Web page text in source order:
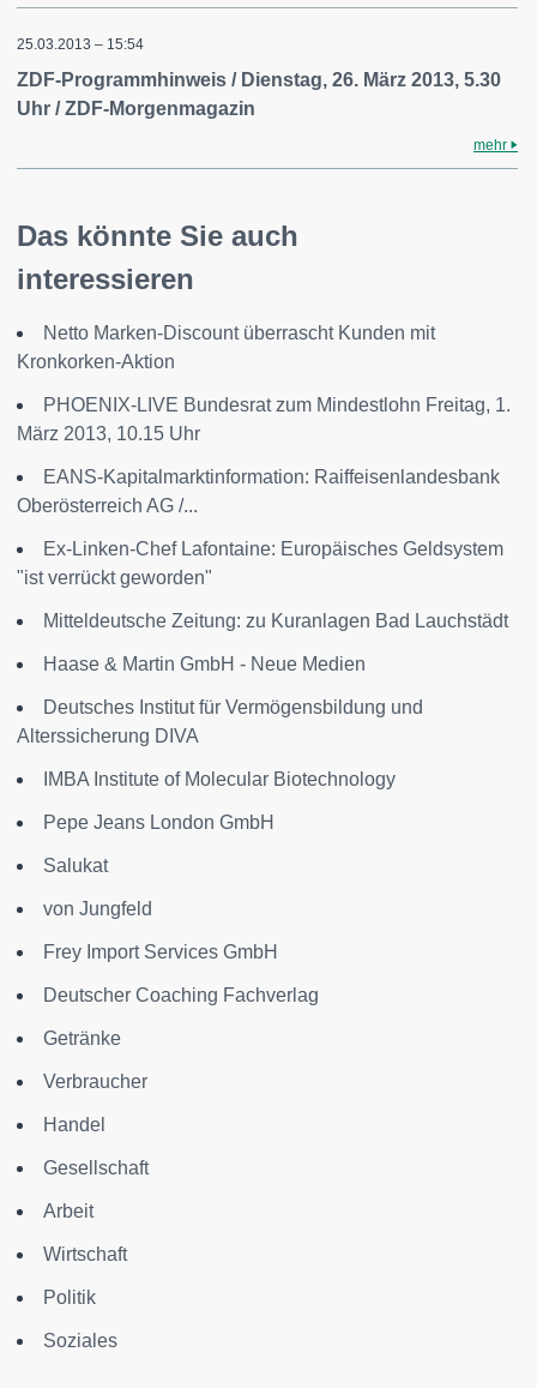
25.03.2013 – 15:54
ZDF-Programmhinweis / Dienstag, 26. März 2013, 5.30
Uhr / ZDF-Morgenmagazin
mehr
Das könnte Sie auch
interessieren
Netto Marken-Discount überrascht Kunden mit
Kronkorken-Aktion
PHOENIX-LIVE Bundesrat zum Mindestlohn Freitag, 1.
März 2013, 10.15 Uhr
EANS-Kapitalmarktinformation: Raiffeisenlandesbank
Oberösterreich AG /...
Ex-Linken-Chef Lafontaine: Europäisches Geldsystem
"ist verrückt geworden"
Mitteldeutsche Zeitung: zu Kuranlagen Bad Lauchstädt
Haase & Martin GmbH - Neue Medien
Deutsches Institut für Vermögensbildung und
Alterssicherung DIVA
IMBA Institute of Molecular Biotechnology
Pepe Jeans London GmbH
Salukat
von Jungfeld
Frey Import Services GmbH
Deutscher Coaching Fachverlag
Getränke
Verbraucher
Handel
Gesellschaft
Arbeit
Wirtschaft
Politik
Soziales